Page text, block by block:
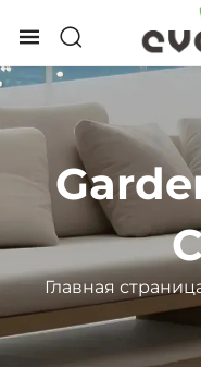
Главная